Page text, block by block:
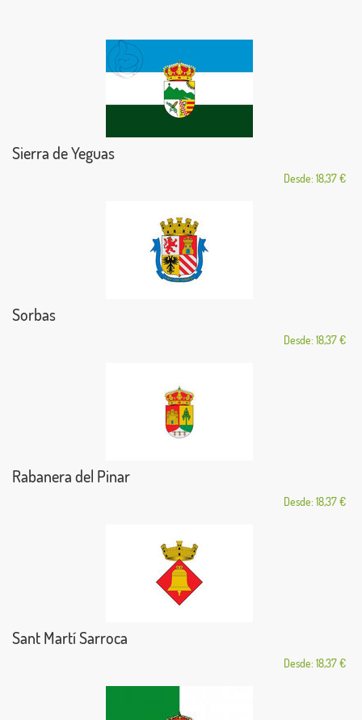
Sierra de Yeguas
Desde: 18,37 €
Sorbas
Desde: 18,37 €
Rabanera del Pinar
Desde: 18,37 €
Sant Martí Sarroca
Desde: 18,37 €